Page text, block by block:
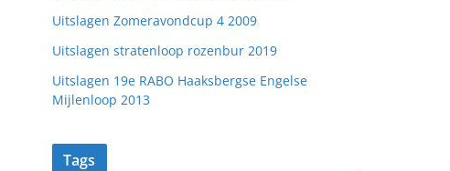
Uitslagen Zomeravondcup 4 2009
Uitslagen stratenloop rozenbur 2019
Uitslagen 19e RABO Haaksbergse Engelse
Mijlenloop 2013
Tags